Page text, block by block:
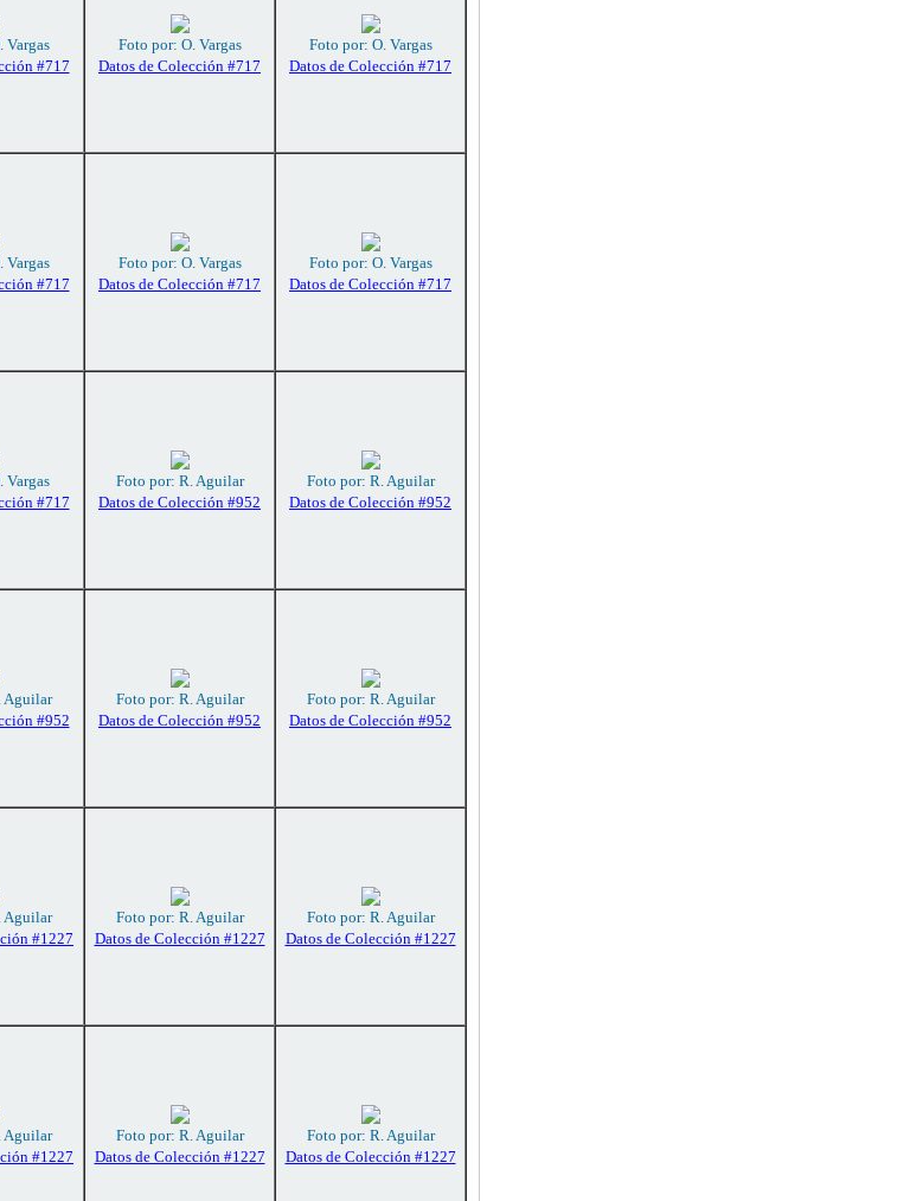
Vargas
#717
Foto por: O. Vargas
Datos de Colección #717
Foto por: O. Vargas
Datos de Colección #717
Vargas
#717
Foto por: O. Vargas
Datos de Colección #717
Foto por: O. Vargas
Datos de Colección #717
Vargas
#717
Foto por: R. Aguilar
Datos de Colección #952
Foto por: R. Aguilar
Datos de Colección #952
Aguilar
#952
Foto por: R. Aguilar
Datos de Colección #952
Foto por: R. Aguilar
Datos de Colección #952
Aguilar
#1227
Foto por: R. Aguilar
Datos de Colección #1227
Foto por: R. Aguilar
Datos de Colección #1227
Aguilar
#1227
Foto por: R. Aguilar
Datos de Colección #1227
Foto por: R. Aguilar
Datos de Colección #1227